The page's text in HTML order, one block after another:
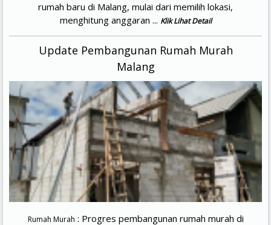
rumah baru di Malang, mulai dari memilih lokasi,
menghitung anggaran ... Klik Lihat Detail
Update Pembangunan Rumah Murah
Malang
Rumah Murah : Progres pembangunan rumah murah di